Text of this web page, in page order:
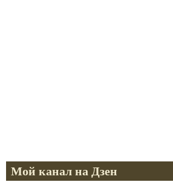
Мой канал на Дзен